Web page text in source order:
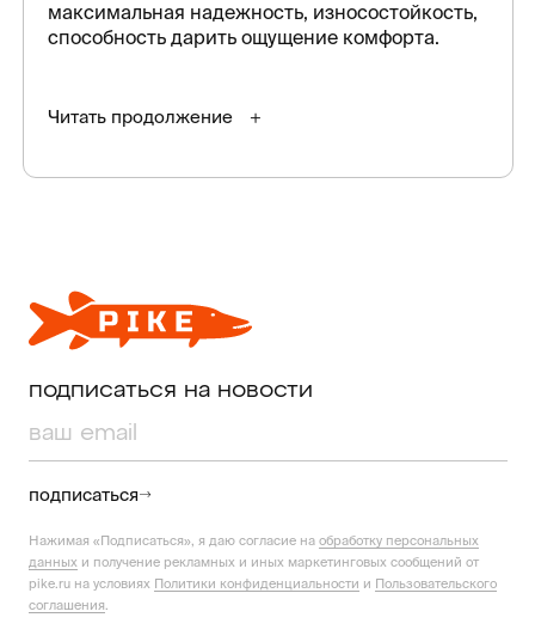
максимальная надежность, износостойкость,
способность дарить ощущение комфорта.
Читать продолжение
подписаться на новости
подписаться
Нажимая «Подписаться», я даю согласие на обработку персональных
данных и получение рекламных и иных маркетинговых сообщений от
pike.ru на условиях Политики конфиденциальности и Пользовательского
соглашения